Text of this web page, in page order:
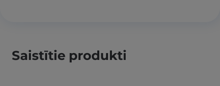
Saistītie produkti